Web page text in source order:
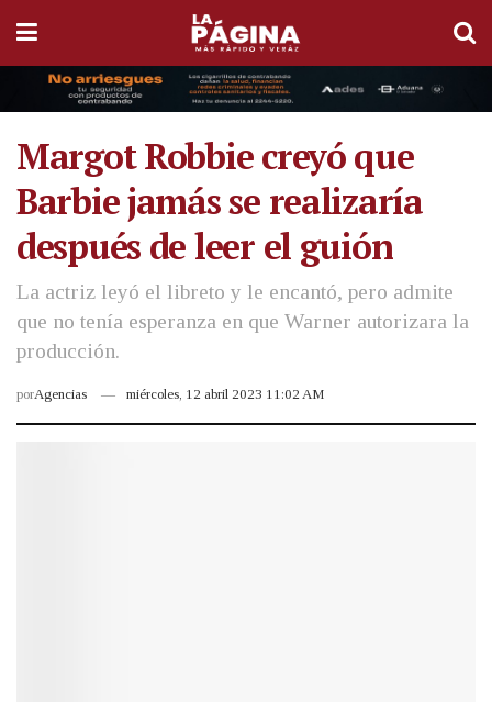
Margot Robbie creyó que
Barbie jamás se realizaría
después de leer el guión
La actriz leyó el libreto y le encantó, pero admite
que no tenía esperanza en que Warner autorizara la
producción.
porAgencias miércoles, 12 abril 2023 11:02 AM